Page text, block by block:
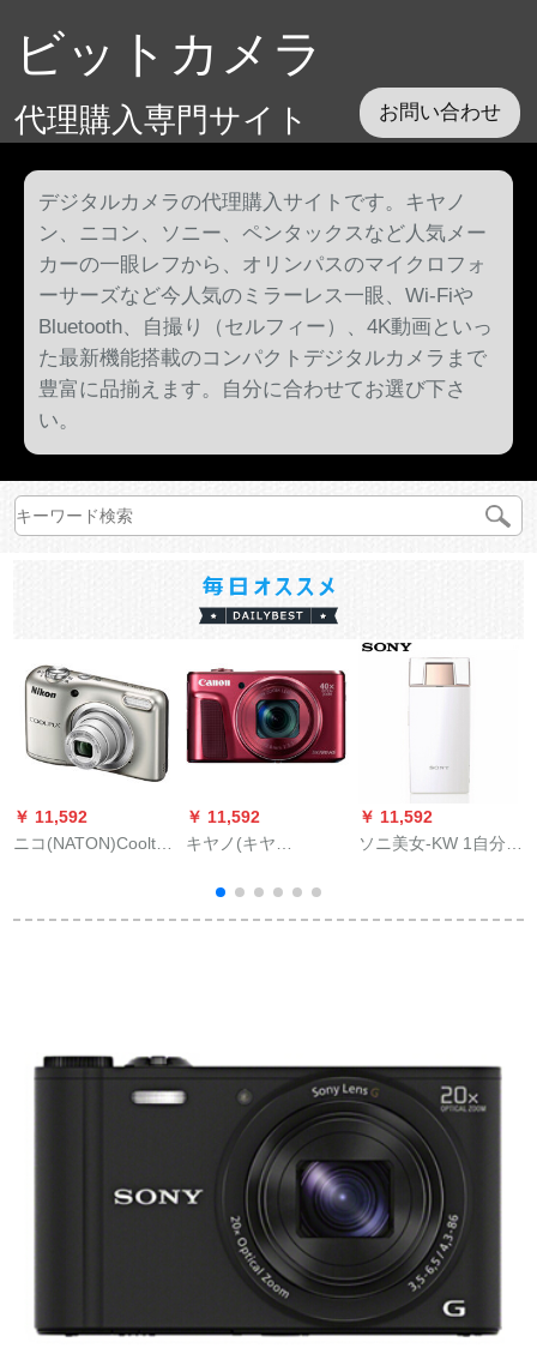
ビットカメラ
代理購入専門サイト お問い合わせ
デジタルカメラの代理購入サイトです。キヤノ
ン、ニコン、ソニー、ペンタックスなど人気メー
カーの一眼レフから、オリンパスのマイクロフォ
ーサーズなど今人気のミラーレス一眼、Wi-Fiや
Bluetooth、自撮り（セルフィー）、4K動画といっ
た最新機能搭載のコンパクトデジタルカメラまで
豊富に品揃えます。自分に合わせてお選び下さ
い。
￥ 11,592
ニコ(NATON)Cooltax
セト
￥ 11,592
キヤノ(キヤ
ズデジオメーラ長焦
機SX 720 HS赤色(16
￥ 11,592
ソニ美女-KW 1自分撮